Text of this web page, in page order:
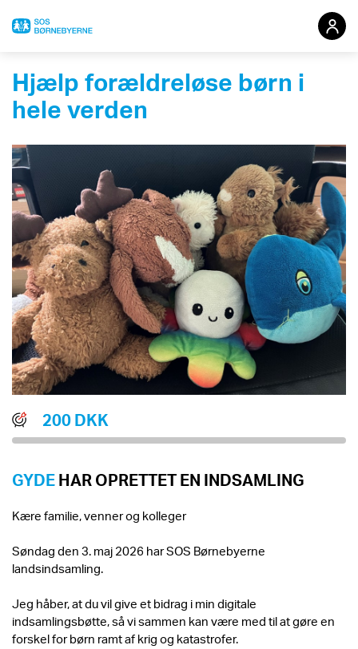
Redigér din indsamling
Hjælp forældreløse børn i
hele verden
200 DKK
GYDEHAR OPRETTET EN INDSAMLING
Kære familie, venner og kolleger
Søndag den 3. maj 2026 har SOS Børnebyerne
landsindsamling.
Jeg håber, at du vil give et bidrag i min digitale
indsamlingsbøtte, så vi sammen kan være med til at gøre en
forskel for børn ramt af krig og katastrofer.